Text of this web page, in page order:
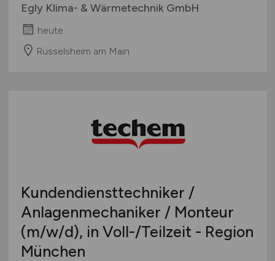
Egly Klima- & Wärmetechnik GmbH
heute
Rüsselsheim am Main
Kundendiensttechniker /
Anlagenmechaniker / Monteur
(m/w/d), in Voll-/Teilzeit - Region
München